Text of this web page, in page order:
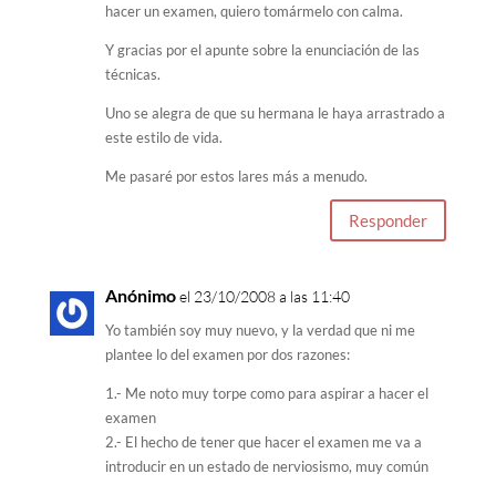
hacer un examen, quiero tomármelo con calma.
Y gracias por el apunte sobre la enunciación de las
técnicas.
Uno se alegra de que su hermana le haya arrastrado a
este estilo de vida.
Me pasaré por estos lares más a menudo.
Responder
Anónimoel 23/10/2008 a las 11:40
Yo también soy muy nuevo, y la verdad que ni me
plantee lo del examen por dos razones:
1.- Me noto muy torpe como para aspirar a hacer el
examen
2.- El hecho de tener que hacer el examen me va a
introducir en un estado de nerviosismo, muy común